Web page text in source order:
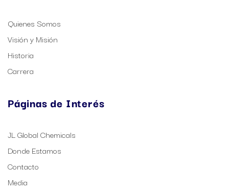
Quienes Somos
Visión y Misión
Historia
Carrera
Páginas de Interés
JL Global Chemicals
Donde Estamos
Contacto
Media